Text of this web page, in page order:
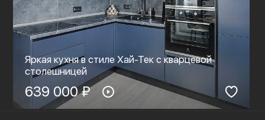
Яркая кухня в стиле Хай-Тек с кварцевой
столешницей
639 000 ₽